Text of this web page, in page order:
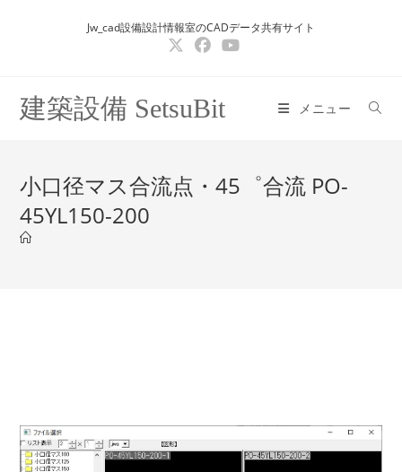
Jw_cad設備設計情報室のCADデータ共有サイト
建築設備 SetsuBit メニュー
小口径マス合流点・45゜合流 PO-
45YL150-200